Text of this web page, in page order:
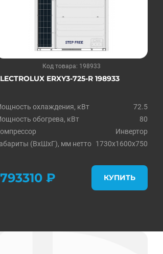
Код товара: 198933
ERXY3-725-R 198933
охлаждения, кВт
72.5
обогрева, кВт
80
Инвертор
(ВxШxГ), мм нетто 1730x1600x750
₽ КУПИТЬ